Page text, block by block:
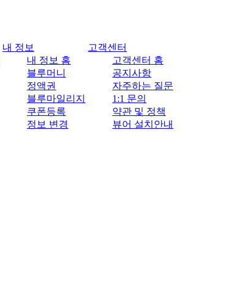
내 정보
내 정보 홈
블루머니
정액권
블루마일리지
쿠폰등록
정보 변경
고객센터
고객센터 홈
공지사항
자주하는 질문
1:1 문의
약관 및 정책
뷰어 설치안내